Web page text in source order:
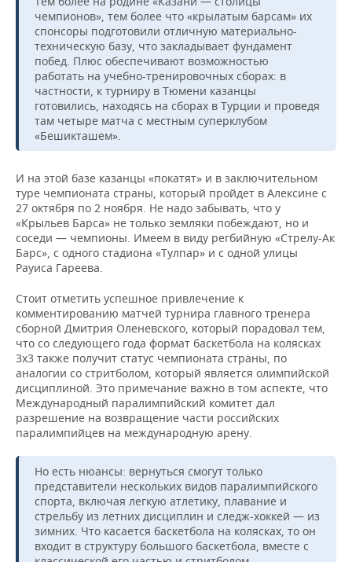
чемпионов», тем более что «крылатым барсам» их
спонсоры подготовили отличную материально-
техническую базу, что закладывает фундамент
побед. Плюс обеспечивают возможностью
работать на учебно-тренировочных сборах: в
частности, к турниру в Тюмени казанцы
готовились, находясь на сборах в Турции и проведя
там четыре матча с местным суперклубом
«Бешикташем».
И на этой базе казанцы «покатят» и в заключительном
туре чемпионата страны, который пройдет в Алексине с
27 октября по 2 ноября. Не надо забывать, что у
«Крыльев Барса» не только земляки побеждают, но и
соседи — чемпионы. Имеем в виду регбийную «Стрелу-Ак
Барс», с одного стадиона «Тулпар» и с одной улицы
Рауиса Гареева.
Стоит отметить успешное привлечение к
комментированию матчей турнира главного тренера
сборной Дмитрия Оленевского, который порадовал тем,
что со следующего года формат баскетбола на колясках
3x3 также получит статус чемпионата страны, по
аналогии со стритболом, который является олимпийской
дисциплиной. Это примечание важно в том аспекте, что
Международный паралимпийский комитет дал
разрешение на возвращение части российских
паралимпийцев на международную арену.
Но есть нюансы: вернуться смогут только
представители нескольких видов паралимпийского
спорта, включая легкую атлетику, плавание и
стрельбу из летних дисциплин и следж-хоккей — из
зимних. Что касается баскетбола на колясках, то он
входит в структуру большого баскетбола, вместе с